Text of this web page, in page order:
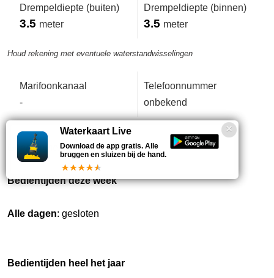
Drempeldiepte (buiten)
3.5 meter
Drempeldiepte (binnen)
3.5 meter
Houd rekening met eventuele waterstandwisselingen
Marifoonkanaal
-
Telefoonnummer
onbekend
Geen opmerkingen
Bedientijden deze week
Alle dagen: gesloten
Bedientijden heel het jaar
Waterkaart Live
Download de app gratis. Alle
bruggen en sluizen bij de hand.